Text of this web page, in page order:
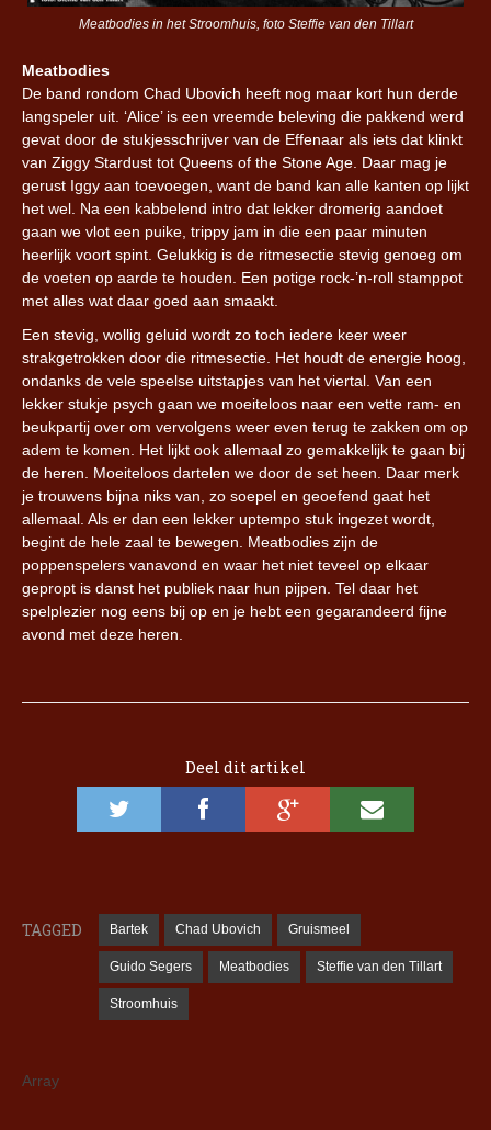
Meatbodies in het Stroomhuis, foto Steffie van den Tillart
Meatbodies
De band rondom Chad Ubovich heeft nog maar kort hun derde
langspeler uit. ‘Alice’ is een vreemde beleving die pakkend werd
gevat door de stukjesschrijver van de Effenaar als iets dat klinkt
van Ziggy Stardust tot Queens of the Stone Age. Daar mag je
gerust Iggy aan toevoegen, want de band kan alle kanten op lijkt
het wel. Na een kabbelend intro dat lekker dromerig aandoet
gaan we vlot een puike, trippy jam in die een paar minuten
heerlijk voort spint. Gelukkig is de ritmesectie stevig genoeg om
de voeten op aarde te houden. Een potige rock-’n-roll stamppot
met alles wat daar goed aan smaakt.
Een stevig, wollig geluid wordt zo toch iedere keer weer
strakgetrokken door die ritmesectie. Het houdt de energie hoog,
ondanks de vele speelse uitstapjes van het viertal. Van een
lekker stukje psych gaan we moeiteloos naar een vette ram- en
beukpartij over om vervolgens weer even terug te zakken om op
adem te komen. Het lijkt ook allemaal zo gemakkelijk te gaan bij
de heren. Moeiteloos dartelen we door de set heen. Daar merk
je trouwens bijna niks van, zo soepel en geoefend gaat het
allemaal. Als er dan een lekker uptempo stuk ingezet wordt,
begint de hele zaal te bewegen. Meatbodies zijn de
poppenspelers vanavond en waar het niet teveel op elkaar
gepropt is danst het publiek naar hun pijpen. Tel daar het
spelplezier nog eens bij op en je hebt een gegarandeerd fijne
avond met deze heren.
Deel dit artikel
TAGGED Bartek Chad Ubovich Gruismeel
Guido Segers Meatbodies Steffie van den Tillart
Stroomhuis
Array